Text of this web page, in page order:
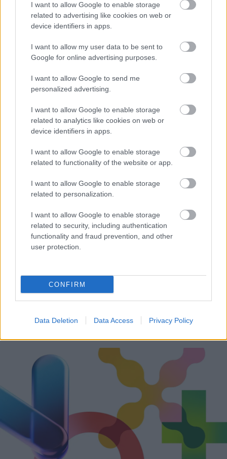
I want to allow Google to enable storage
related to advertising like cookies on web or
device identifiers in apps.
I want to allow my user data to be sent to
Google for online advertising purposes.
I want to allow Google to send me
personalized advertising.
I want to allow Google to enable storage
related to analytics like cookies on web or
device identifiers in apps.
I want to allow Google to enable storage
related to functionality of the website or app.
I want to allow Google to enable storage
related to personalization.
I want to allow Google to enable storage
related to security, including authentication
functionality and fraud prevention, and other
user protection.
CONFIRM
Data Deletion Data Access Privacy Policy
Δεκαπενταύγουστος 2026: Πόσο αυξάνεται το